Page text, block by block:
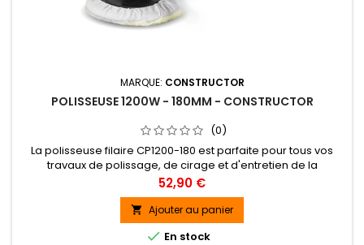
MARQUE: CONSTRUCTOR
POLISSEUSE 1200W - 180MM - CONSTRUCTOR
(0)
La polisseuse filaire CP1200-180 est parfaite pour tous vos
travaux de polissage, de cirage et d'entretien de la
carrosserie de votre voiture ou votre bateau. Sa vitesse de
rotation est variable de 0-4800 t/min.Le plateau auto-
agrippant a un diamètre de 180mm.La polisseuse CP1200-180
est garantie 5 ans.
Prix
52,90 €
 Ajouter au panier
 En stock